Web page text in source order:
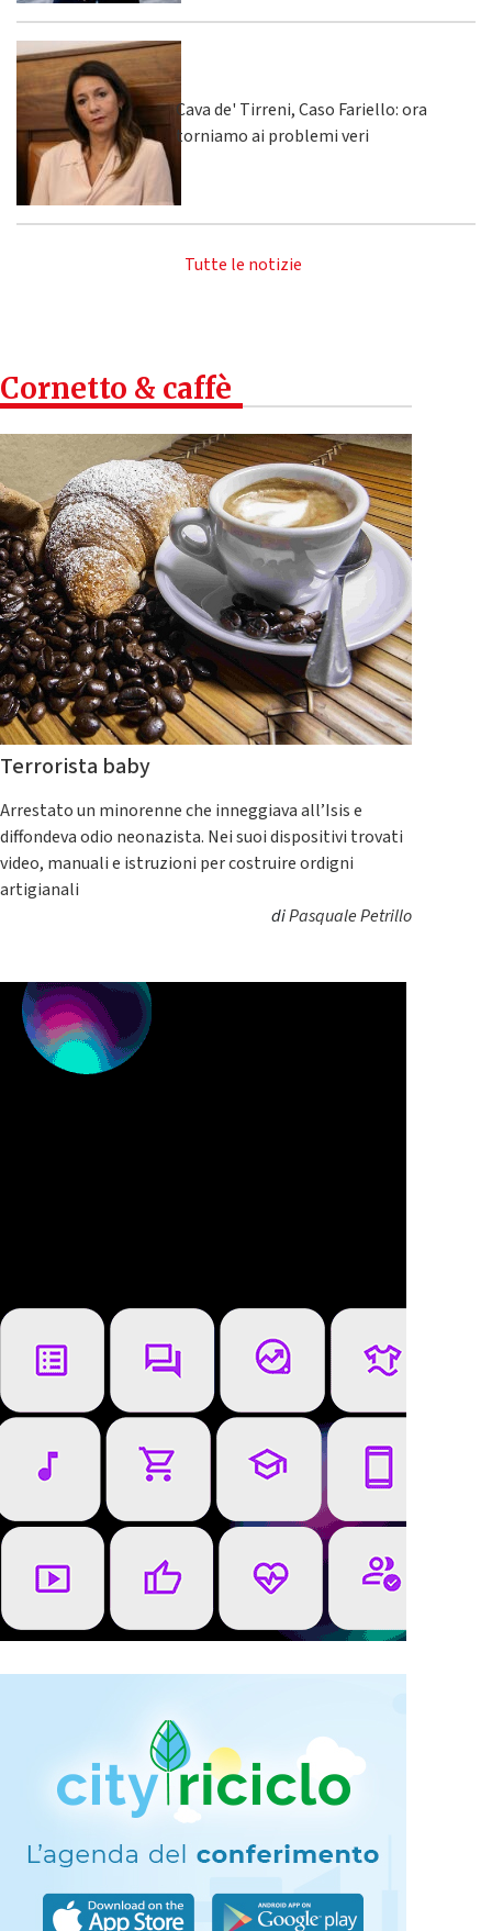
Cava de' Tirreni, Caso Fariello: ora
torniamo ai problemi veri
Tutte le notizie
Cornetto & caffè
Terrorista baby
Arrestato un minorenne che inneggiava all’Isis e
diffondeva odio neonazista. Nei suoi dispositivi trovati
video, manuali e istruzioni per costruire ordigni
artigianali
diPasquale Petrillo